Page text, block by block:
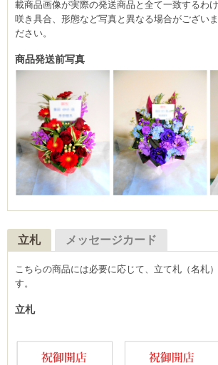
載商品画像が実際の発送商品と全て一致するわ
咲き具合、形態など写真と異なる場合がござい
ださい。
商品発送前写真
立札 メッセージカード
こちらの商品には必要に応じて、立て札（名札
す。
立札